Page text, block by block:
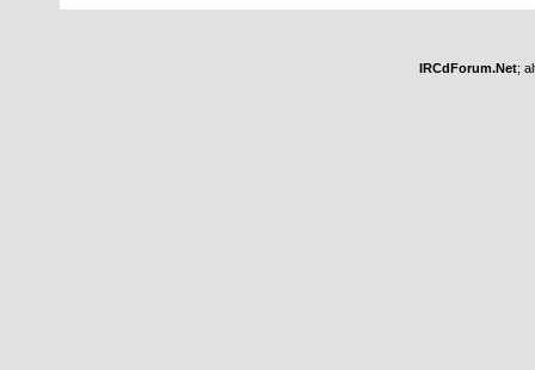
IRCdForum.Net;